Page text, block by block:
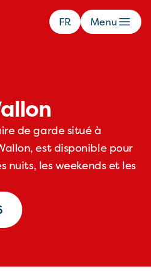
Menu
FR
de garde situé à
est disponible pour
nuits, les weekends et les